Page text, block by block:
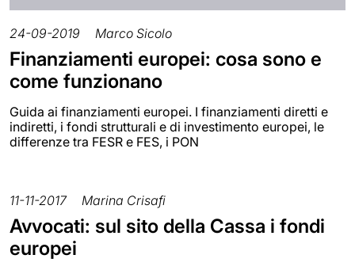
24-09-2019 Marco Sicolo
Finanziamenti europei: cosa sono e
come funzionano
Guida ai finanziamenti europei. I finanziamenti diretti e
indiretti, i fondi strutturali e di investimento europei, le
differenze tra FESR e FES, i PON
11-11-2017 Marina Crisafi
Avvocati: sul sito della Cassa i fondi
europei